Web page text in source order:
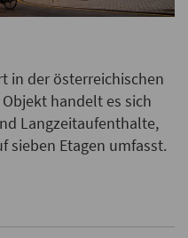
in der österreichischen
handelt es sich
Langzeitaufenthalte,
sieben Etagen umfasst.